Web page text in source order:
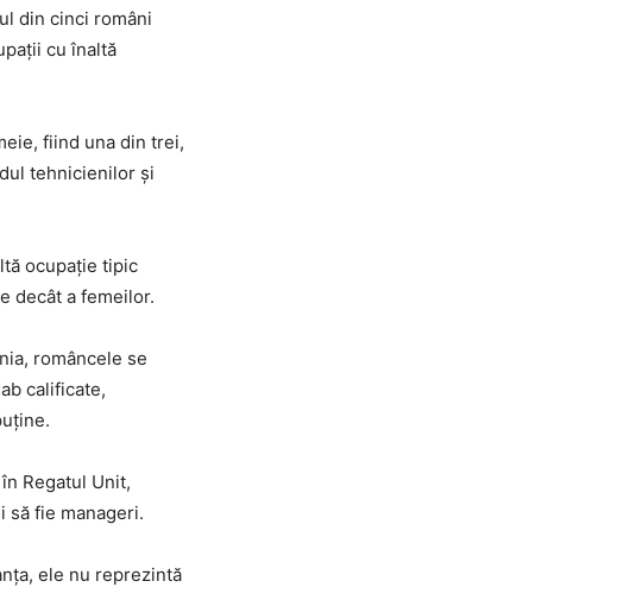
din cinci români
cu înaltă
fiind una din trei,
tehnicienilor și
ocupație tipic
decât a femeilor.
româncele se
calificate,
Regatul Unit,
să fie manageri.
ele nu reprezintă